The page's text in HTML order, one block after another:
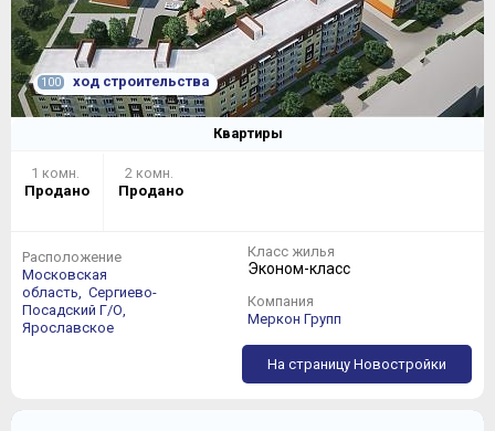
100 ход строительства
Квартиры
1 комн.
Продано
2 комн.
Продано
Расположение
Московская
область, Сергиево-
Посадский Г/О,
Ярославское
Класс жилья
Эконом-класс
Компания
Меркон Групп
На страницу Новостройки